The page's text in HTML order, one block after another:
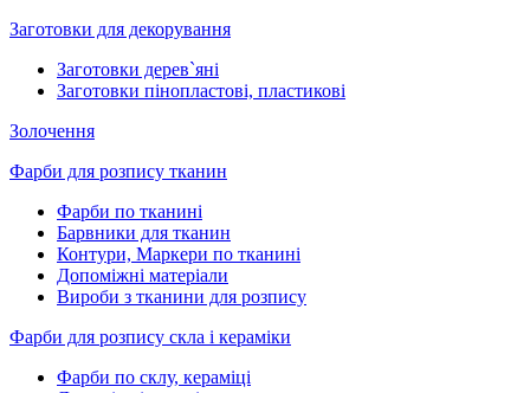
Заготовки для декорування
Заготовки дерев`яні
Заготовки пінопластові, пластикові
Золочення
Фарби для розпису тканин
Фарби по тканині
Барвники для тканин
Контури, Маркери по тканині
Допоміжні матеріали
Вироби з тканини для розпису
Фарби для розпису скла і кераміки
Фарби по склу, кераміці